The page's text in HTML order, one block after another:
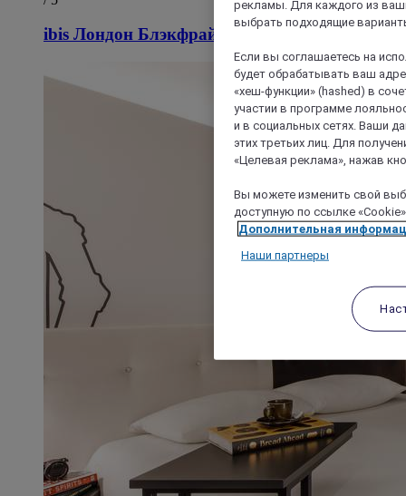
ibis Лондон Блэкфрайерс
рекламы. Для каждого из
выбрать подходящие
Если вы соглашаетесь на
будет обрабатывать ваш
«хеш-функции» (hashed) в
участии в программе
и в социальных сетях. Ваши
этих третьих лиц. Для
«Целевая реклама», нажав
Вы можете изменить свой
доступную по ссылке
Дополнительная
Наши партнеры